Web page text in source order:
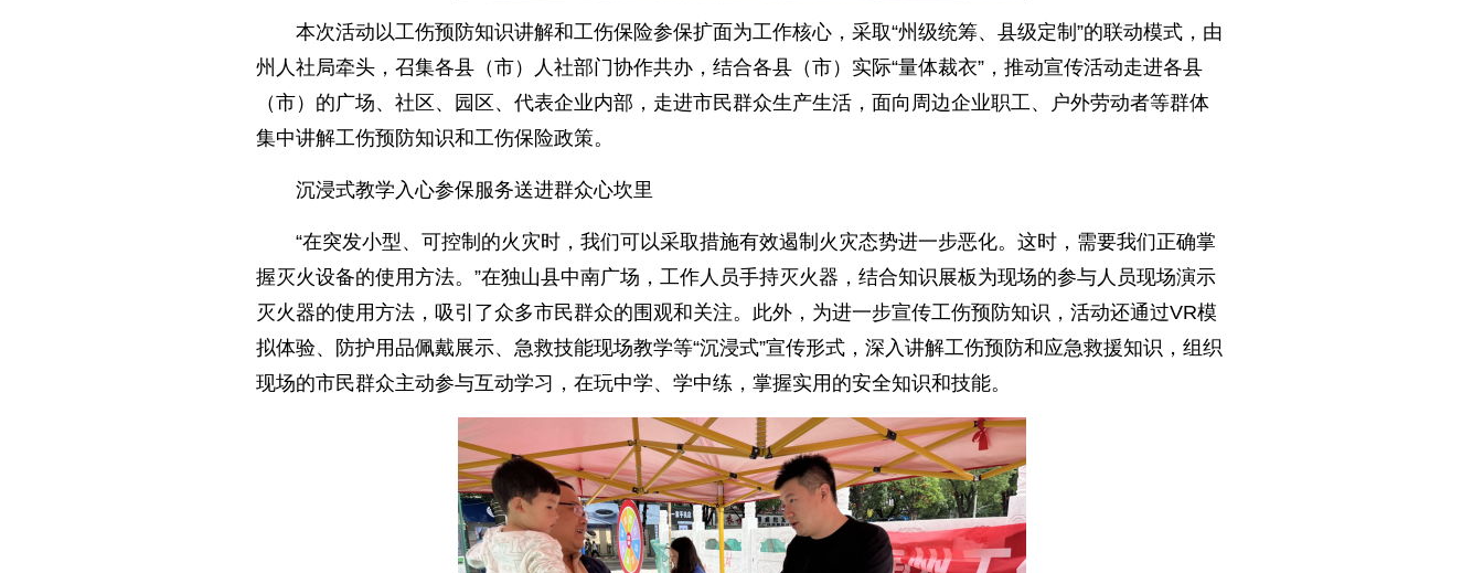
本次活动以工伤预防知识讲解和工伤保险参保扩面为工作核心，采取“州级统筹、县级定制”的联动模式，由
州人社局牵头，召集各县（市）人社部门协作共办，结合各县（市）实际“量体裁衣”，推动宣传活动走进各县
（市）的广场、社区、园区、代表企业内部，走进市民群众生产生活，面向周边企业职工、户外劳动者等群体
集中讲解工伤预防知识和工伤保险政策。
沉浸式教学入心参保服务送进群众心坎里
“在突发小型、可控制的火灾时，我们可以采取措施有效遏制火灾态势进一步恶化。这时，需要我们正确掌
握灭火设备的使用方法。”在独山县中南广场，工作人员手持灭火器，结合知识展板为现场的参与人员现场演示
灭火器的使用方法，吸引了众多市民群众的围观和关注。此外，为进一步宣传工伤预防知识，活动还通过VR模
拟体验、防护用品佩戴展示、急救技能现场教学等“沉浸式”宣传形式，深入讲解工伤预防和应急救援知识，组织
现场的市民群众主动参与互动学习，在玩中学、学中练，掌握实用的安全知识和技能。